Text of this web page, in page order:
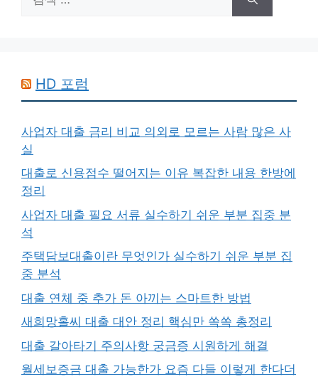
색:
HD 포럼
사업자 대출 금리 비교 의외로 모르는 사람 많은 사
실
대출로 신용점수 떨어지는 이유 복잡한 내용 한방에
정리
사업자 대출 필요 서류 실수하기 쉬운 부분 집중 분
석
주택담보대출이란 무엇인가 실수하기 쉬운 부분 집
중 분석
대출 연체 중 추가 돈 아끼는 스마트한 방법
새희망홀씨 대출 대안 정리 핵심만 쏙쏙 총정리
대출 갈아타기 주의사항 궁금증 시원하게 해결
월세보증금 대출 가능한가 요즘 다들 이렇게 한다더